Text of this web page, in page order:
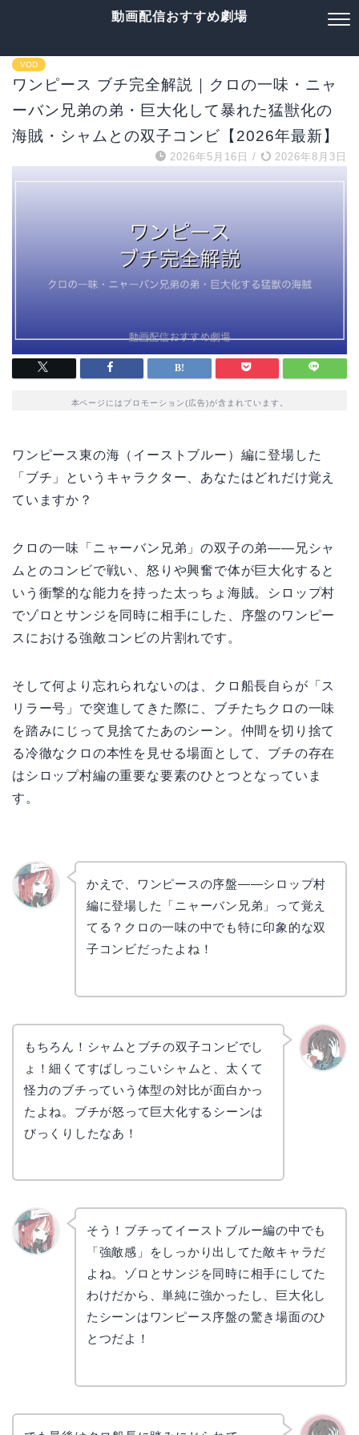
動画配信おすすめ劇場
VOD
ワンピース ブチ完全解説｜クロの一味・ニャ
ーバン兄弟の弟・巨大化して暴れた猛獣化の
海賊・シャムとの双子コンビ【2026年最新】
2026年5月16日 / 2026年8月3日
本ページにはプロモーション(広告)が含まれています。
ワンピース東の海（イーストブルー）編に登場した
「ブチ」というキャラクター、あなたはどれだけ覚え
ていますか？
クロの一味「ニャーバン兄弟」の双子の弟——兄シャ
ムとのコンビで戦い、怒りや興奮で体が巨大化すると
いう衝撃的な能力を持った太っちょ海賊。シロップ村
でゾロとサンジを同時に相手にした、序盤のワンピー
スにおける強敵コンビの片割れです。
そして何より忘れられないのは、クロ船長自らが「ス
リラー号」で突進してきた際に、ブチたちクロの一味
を踏みにじって見捨てたあのシーン。仲間を切り捨て
る冷徹なクロの本性を見せる場面として、ブチの存在
はシロップ村編の重要な要素のひとつとなっていま
す。
かえで、ワンピースの序盤——シロップ村
編に登場した「ニャーバン兄弟」って覚え
てる？クロの一味の中でも特に印象的な双
子コンビだったよね！
もちろん！シャムとブチの双子コンビでし
ょ！細くてすばしっこいシャムと、太くて
怪力のブチっていう体型の対比が面白かっ
たよね。ブチが怒って巨大化するシーンは
びっくりしたなあ！
そう！ブチってイーストブルー編の中でも
「強敵感」をしっかり出してた敵キャラだ
よね。ゾロとサンジを同時に相手にしてた
わけだから、単純に強かったし、巨大化し
たシーンはワンピース序盤の驚き場面のひ
とつだよ！